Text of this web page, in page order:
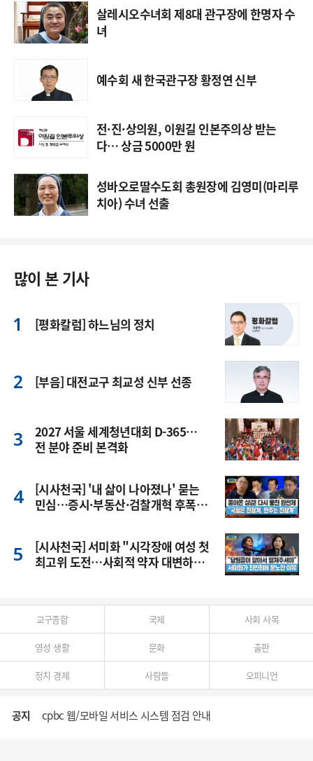
살레시오수녀회 제8대 관구장에 한명자 수
녀
예수회 새 한국관구장 황정연 신부
전·진·상의원, 이원길 인본주의상 받는
다… 상금 5000만 원
성바오로딸수도회 총원장에 김영미(마리루
치아) 수녀 선출
많이 본 기사
[평화칼럼] 하느님의 정치
[부음] 대전교구 최교성 신부 선종
2027 서울 세계청년대회 D-365…
전 분야 준비 본격화
[시사천국] '내 삶이 나아졌나' 묻는
민심…증시·부동산·검찰개혁 후폭
[시사천국] 서미화 "시각장애 여성 첫
최고위 도전…사회적 약자 대변하겠
교구종합 국제 사회 사목
영성 생활 문화 출판
정치 경제 사람들 오피니언
공지 cpbc 웹/모바일 서비스 시스템 점검 안내